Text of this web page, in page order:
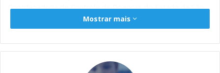
Coordenadoria de Controle de Doenças do Estado de São
Paulo. O documento aborda de forma objetiva e prática o
Chikungunya e Zika Vírus.
Mostrar mais